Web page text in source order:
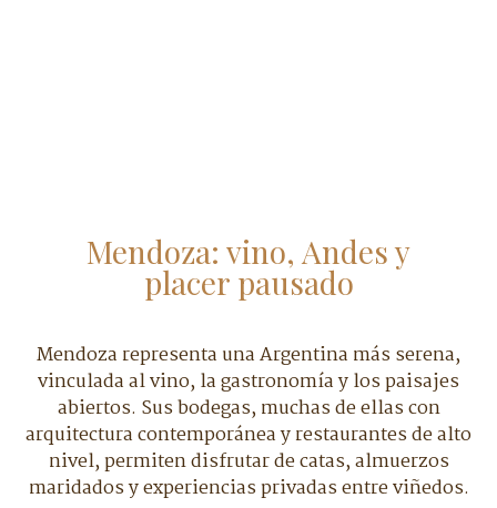
Mendoza: vino, Andes y
placer pausado
Mendoza representa una Argentina más serena,
vinculada al vino, la gastronomía y los paisajes
abiertos. Sus bodegas, muchas de ellas con
arquitectura contemporánea y restaurantes de alto
nivel, permiten disfrutar de catas, almuerzos
maridados y experiencias privadas entre viñedos.